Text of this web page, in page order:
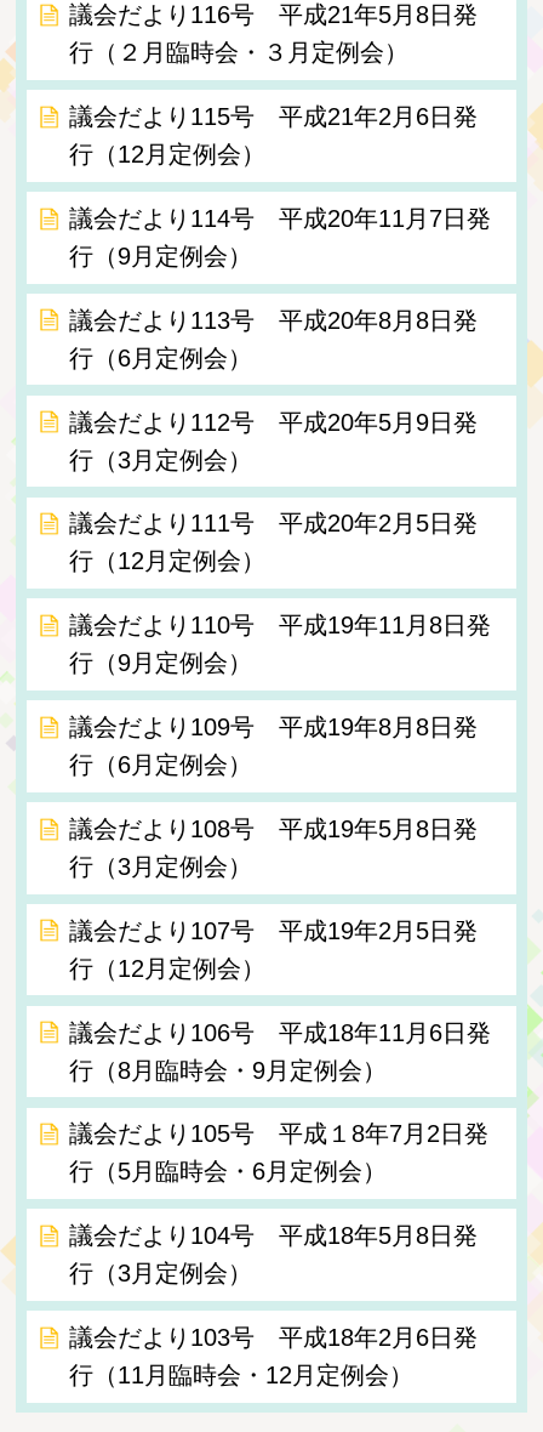
議会だより116号 平成21年5月8日発
行（２月臨時会・３月定例会）
議会だより115号 平成21年2月6日発
行（12月定例会）
議会だより114号 平成20年11月7日発
行（9月定例会）
議会だより113号 平成20年8月8日発
行（6月定例会）
議会だより112号 平成20年5月9日発
行（3月定例会）
議会だより111号 平成20年2月5日発
行（12月定例会）
議会だより110号 平成19年11月8日発
行（9月定例会）
議会だより109号 平成19年8月8日発
行（6月定例会）
議会だより108号 平成19年5月8日発
行（3月定例会）
議会だより107号 平成19年2月5日発
行（12月定例会）
議会だより106号 平成18年11月6日発
行（8月臨時会・9月定例会）
議会だより105号 平成１8年7月2日発
行（5月臨時会・6月定例会）
議会だより104号 平成18年5月8日発
行（3月定例会）
議会だより103号 平成18年2月6日発
行（11月臨時会・12月定例会）